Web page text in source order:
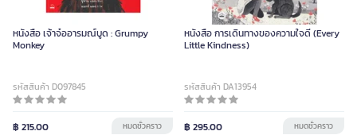
หนังสือ เจ้าจ๋ออารมณ์บูด : Grumpy
Monkey
รหัสสินค้า D097845
฿ 215.00 หมดชั่วคราว
หนังสือ การเดินทางของความใจดี (Every
Little Kindness)
รหัสสินค้า DA13954
฿ 295.00 หมดชั่วคราว